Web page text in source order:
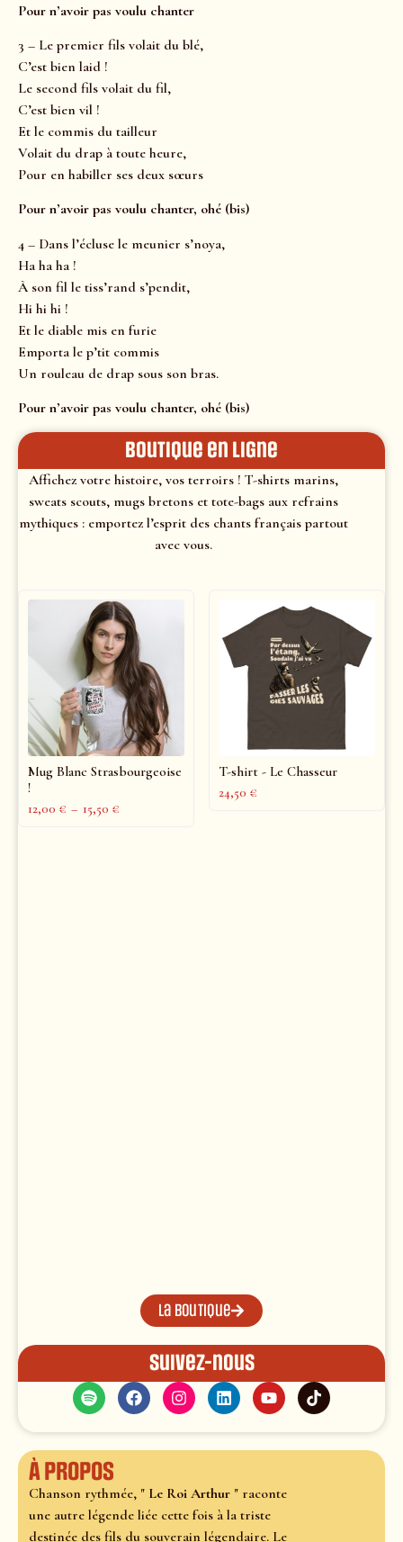
Pour n’avoir pas voulu chanter
3 – Le premier fils volait du blé,
C’est bien laid !
Le second fils volait du fil,
C’est bien vil !
Et le commis du tailleur
Volait du drap à toute heure,
Pour en habiller ses deux sœurs
Pour n’avoir pas voulu chanter, ohé (bis)
4 – Dans l’écluse le meunier s’noya,
Ha ha ha !
À son fil le tiss’rand s’pendit,
Hi hi hi !
Et le diable mis en furie
Emporta le p’tit commis
Un rouleau de drap sous son bras.
Pour n’avoir pas voulu chanter, ohé (bis)
Boutique en ligne
Affichez votre histoire, vos terroirs ! T-shirts marins,
sweats scouts, mugs bretons et tote-bags aux refrains
mythiques : emportez l’esprit des chants français partout
avec vous.
Mug Blanc Strasbourgeoise
!
12,00 € – 15,50 €
T-shirt - Le Chasseur
24,50 €
La boutique
Suivez-nous
À propos
Chanson rythmée, " Le Roi Arthur " raconte
une autre légende liée cette fois à la triste
destinée des fils du souverain légendaire. Le